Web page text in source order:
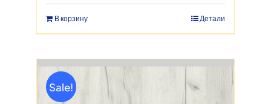
В корзину Детали
Sale!